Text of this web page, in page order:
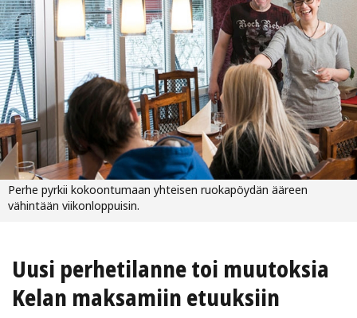
Perhe pyrkii kokoontumaan yhteisen ruokapöydän ääreen
vähintään viikonloppuisin.
Uusi perhetilanne toi muutoksia
Kelan maksamiin etuuksiin